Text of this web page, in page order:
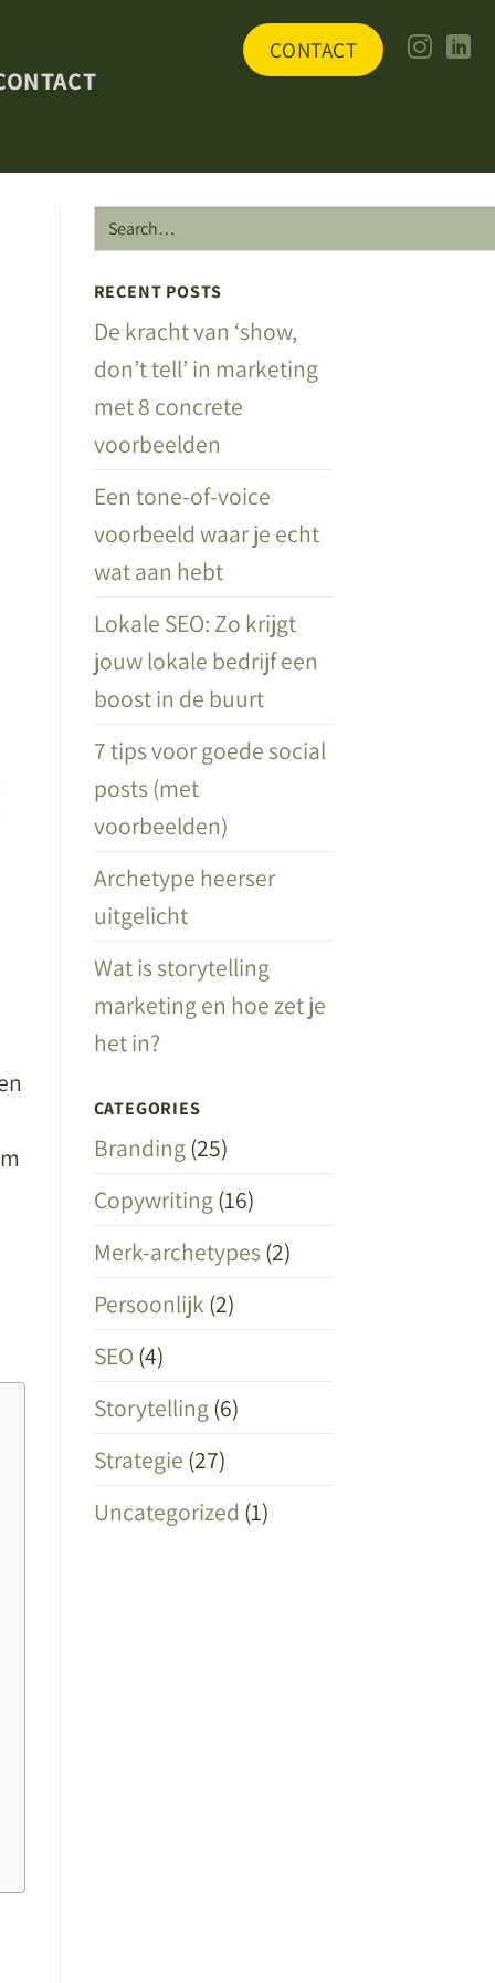
CONTACT
RECENT POSTS
De kracht van ‘show,
don’t tell’ in marketing
met 8 concrete
voorbeelden
Een tone-of-voice
voorbeeld waar je echt
wat aan hebt
Lokale SEO: Zo krijgt
jouw lokale bedrijf een
boost in de buurt
7 tips voor goede social
posts (met
voorbeelden)
Archetype heerser
uitgelicht
Wat is storytelling
marketing en hoe zet je
het in?
CATEGORIES
Branding(25)
Copywriting(16)
Merk-archetypes(2)
Persoonlijk (2)
SEO (4)
Storytelling(6)
Strategie (27)
Uncategorized (1)